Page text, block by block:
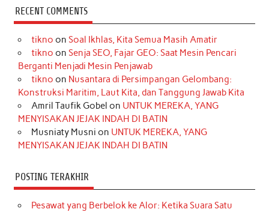
c
e
b
o
k
s
t
a
r
a
m
k
T
o
k
t
e
r
e
s
t
k
e
d
I
n
t
t
r
T
u
e
RECENT COMMENTS
tikno on Soal Ikhlas, Kita Semua Masih Amatir
tikno on Senja SEO, Fajar GEO: Saat Mesin Pencari
Berganti Menjadi Mesin Penjawab
tikno on Nusantara di Persimpangan Gelombang:
Konstruksi Maritim, Laut Kita, dan Tanggung Jawab Kita
Amril Taufik Gobel on UNTUK MEREKA, YANG
MENYISAKAN JEJAK INDAH DI BATIN
Musniaty Musni on UNTUK MEREKA, YANG
MENYISAKAN JEJAK INDAH DI BATIN
POSTING TERAKHIR
Pesawat yang Berbelok ke Alor: Ketika Suara Satu